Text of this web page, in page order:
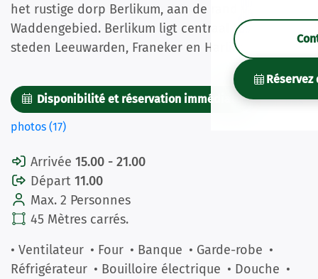
het rustige dorp Berlikum, aan de rand van het
Waddengebied. Berlikum ligt centraal tussen de
steden Leeuwarden, Franeker en Harlingen.
Disponibilité et réservation immédiate
Des
photos (17)
Arrivée 15.00 - 21.00
Départ 11.00
Max. 2 Personnes
45 Mètres carrés.
• Ventilateur • Four • Banque • Garde-robe •
Réfrigérateur • Bouilloire électrique • Douche •